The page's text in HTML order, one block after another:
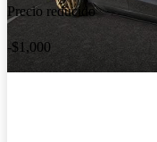
Precio reducido
-$1,000